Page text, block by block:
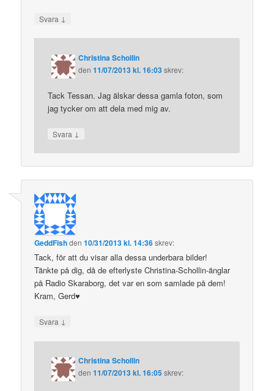
Svara ↓
Christina Schollin
den11/07/2013 kl. 16:03skrev:
Tack Tessan. Jag älskar dessa gamla foton, som
jag tycker om att dela med mig av.
Svara ↓
GeddFishden10/31/2013 kl. 14:36skrev:
Tack, för att du visar alla dessa underbara bilder!
Tänkte på dig, då de efterlyste Christina-Schollin-änglar
på Radio Skaraborg, det var en som samlade på dem!
Kram, Gerd♥
Svara ↓
Christina Schollin
den11/07/2013 kl. 16:05skrev: